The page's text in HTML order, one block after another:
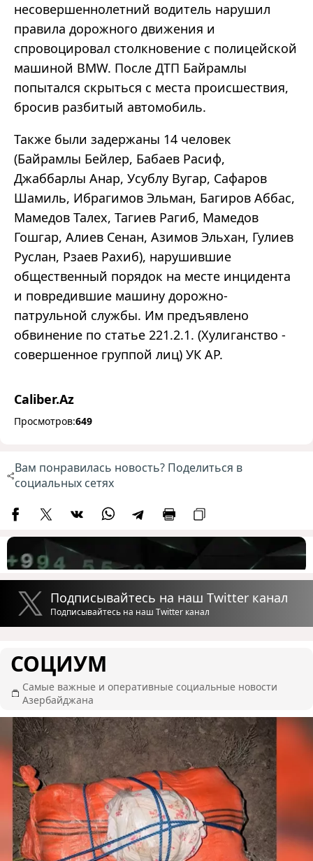
несовершеннолетний водитель нарушил
правила дорожного движения и
спровоцировал столкновение с полицейской
машиной BMW. После ДТП Байрамлы
попытался скрыться с места происшествия,
бросив разбитый автомобиль.
Также были задержаны 14 человек
(Байрамлы Бейлер, Бабаев Расиф,
Джаббарлы Анар, Усублу Вугар, Сафаров
Шамиль, Ибрагимов Эльман, Багиров Аббас,
Мамедов Талех, Тагиев Рагиб, Мамедов
Гошгар, Алиев Сенан, Азимов Эльхан, Гулиев
Руслан, Рзаев Рахиб), нарушившие
общественный порядок на месте инцидента
и повредившие машину дорожно-
патрульной службы. Им предъявлено
обвинение по статье 221.2.1. (Хулиганство -
совершенное группой лиц) УК АР.
Caliber.Az
Просмотров:649
Вам понравилась новость? Поделиться в
социальных сетях
Подписывайтесь на наш Twitter канал
Подписывайтесь на наш Twitter канал
СОЦИУМ
Самые важные и оперативные социальные новости
Азербайджана